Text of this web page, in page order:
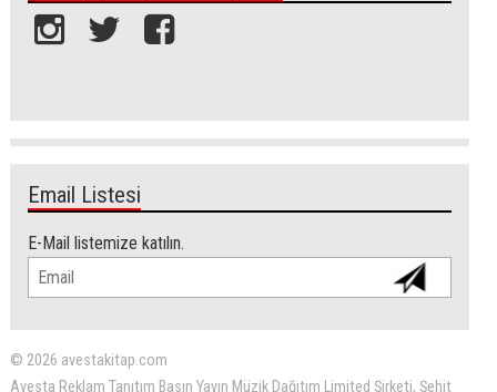
Email Listesi
E-Mail listemize katılın.
© 2026 avestakitap.com
Avesta Reklam Tanıtım Basın Yayın Müzik Dağıtım Limited Şirketi, Şehit